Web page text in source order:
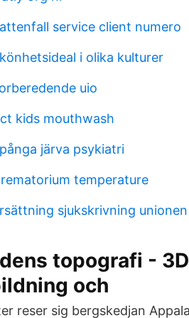
service client numero
i olika kulturer
uio
kids mouthwash
järva psykiatri
temperature
sjukskrivning unionen
topografi -
och
reser sig bergskedjan